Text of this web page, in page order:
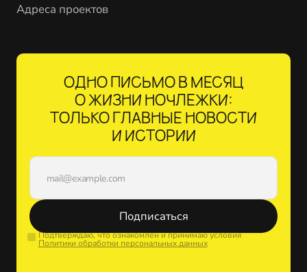
Адреса проектов
ОДНО ПИСЬМО В МЕСЯЦ
О ЖИЗНИ НОЧЛЕЖКИ:
ТОЛЬКО ГЛАВНЫЕ НОВОСТИ
И ИСТОРИИ
Подписаться
Подтверждаю, что ознакомлен и принимаю условия
Политики обработки персональных данных